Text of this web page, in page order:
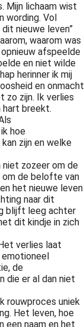
Mijn lichaam wist
wording. Vol
nieuwe leven”
waarom was
afspeelde
en niet wilde
herinner ik mij
en onmacht
zo zijn. Ik verlies
hart breekt.
hoe
zijn en welke
niet zozeer om de
om de belofte van
het nieuwe leven
naar dit
blijft leeg achter
dit kindje in zich
verlies laat
emotioneel
de
die er al dan niet
rouwproces uniek
Het leven, hoe
een naam en het